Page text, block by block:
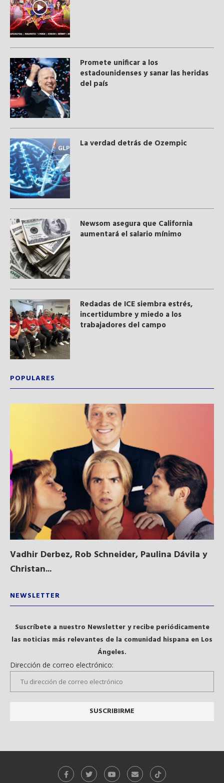
Promete unificar a los
estadounidenses y sanar las heridas
del país
La verdad detrás de Ozempic
Newsom asegura que California
aumentará el salario mínimo
​Redadas de ICE siembra estrés,
incertidumbre y miedo a los
trabajadores del campo
POPULARES
Vadhir Derbez, Rob Schneider, Paulina Dávila y
Christan...
NEWSLETTER
Suscríbete a nuestro Newsletter y recibe periódicamente
las noticias más relevantes de la comunidad hispana en Los
Ángeles.
Dirección de correo electrónico: